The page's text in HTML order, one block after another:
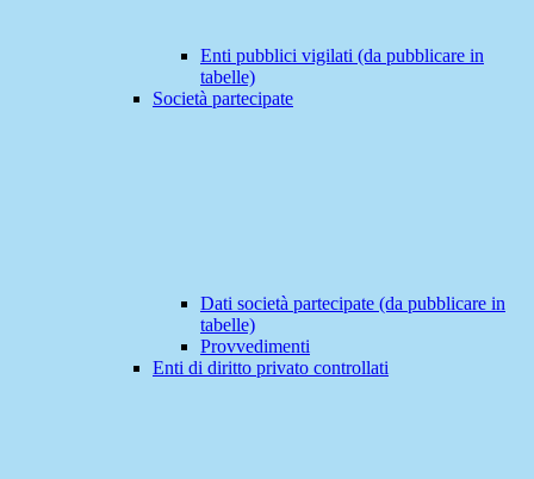
Enti pubblici vigilati (da pubblicare in
tabelle)
Società partecipate
Dati società partecipate (da pubblicare in
tabelle)
Provvedimenti
Enti di diritto privato controllati